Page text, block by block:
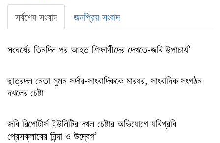
সর্বশেষ সংবাদ
জনপ্রিয় সংবাদ
সংঘর্ষের তিনদিন পর আহত শিক্ষার্থীদের দেখতে-জবি উপাচার্য’
ছাত্রদল নেতা সুমন সর্দার-সাংবাদিককে মারধর, সাংবাদিক সংগঠন
দখলের চেষ্টা
জবি রিপোর্টার্স ইউনিটির দখল চেষ্টার অভিযোগে যবিপ্রবি
প্রেসক্লাবের নিন্দা ও উদ্বেগ’